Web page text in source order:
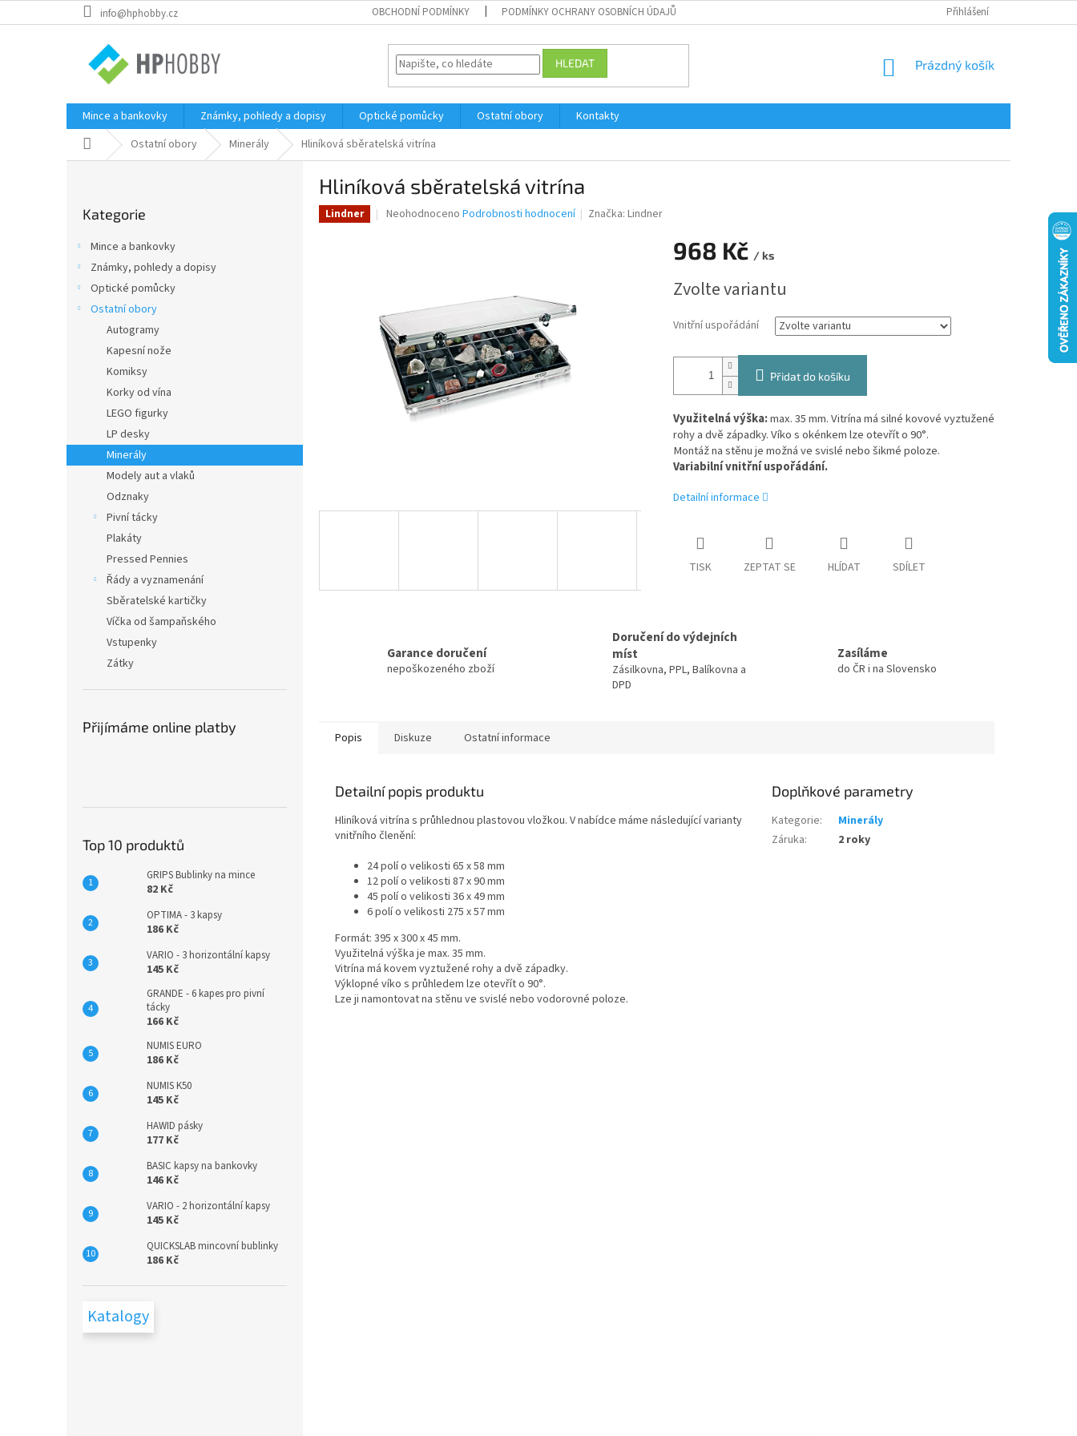
na
info@hphobby.cz OBCHODNÍ PODMÍNKY PODMÍNKY OCHRANY OSOBNÍCH ÚDAJŮ Přihlášení
HLEDAT
NÁKUPNÍ
Prázdný košík
Mince a bankovky Známky, pohledy a dopisy Optické pomůcky Ostatní obory
Kontakty
Domů Ostatní obory Minerály Hliníková sběratelská vitrína
kategorie
Kategorie
Mince a bankovky
Známky, pohledy a dopisy
Optické pomůcky
Ostatní obory
Autogramy
Kapesní nože
Komiksy
Korky od vína
LEGO figurky
LP desky
Minerály
Modely aut a vlaků
Odznaky
Pivní tácky
Plakáty
Pressed Pennies
Řády a vyznamenání
Sběratelské kartičky
Víčka od šampaňského
Vstupenky
Zátky
Přijímáme online platby
Top 10 produktů
GRIPS Bublinky na mince
82 Kč
OPTIMA - 3 kapsy
186 Kč
VARIO - 3 horizontální kapsy
145 Kč
GRANDE - 6 kapes pro pivní
tácky
166 Kč
NUMIS EURO
186 Kč
NUMIS K50
145 Kč
HAWID pásky
177 Kč
BASIC kapsy na bankovky
146 Kč
VARIO - 2 horizontální kapsy
145 Kč
QUICKSLAB mincovní bublinky
186 Kč
Katalogy
Hliníková sběratelská vitrína
Lindner
Průměrné
hvězdiček.
Neohodnoceno Podrobnosti hodnocení Značka:Lindner
968 Kč / ks
cena:
Zvolte variantu
Vnitřní uspořádání
Přidat do košíku
Využitelná výška:max. 35 mm. Vitrína má silné kovové vyztužené
rohy a dvě západky. Víko s okénkem lze otevřít o 90°.
Montáž na stěnu je možná ve svislé nebo šikmé poloze.
Variabilní vnitřní uspořádání.
Detailní informace
TISK ZEPTAT SE HLÍDAT SDÍLET
Garance doručení
nepoškozeného zboží
Doručení do výdejních
míst
Zásilkovna, PPL, Balíkovna a
DPD
Zasíláme
do ČR i na Slovensko
Popis Diskuze Ostatní informace
Detailní popis produktu
Hliníková vitrína s průhlednou plastovou vložkou. V nabídce máme následující varianty
vnitřního členění:
24 polí o velikosti 65 x 58 mm
12 polí o velikosti 87 x 90 mm
45 polí o velikosti 36 x 49 mm
6 polí o velikosti 275 x 57 mm
Formát: 395 x 300 x 45 mm.
Využitelná výška je max. 35 mm.
Vitrína má kovem vyztužené rohy a dvě západky.
Výklopné víko s průhledem lze otevřít o 90°.
Lze ji namontovat na stěnu ve svislé nebo vodorovné poloze.
Doplňkové parametry
Kategorie:
Minerály
Záruka: 2 roky